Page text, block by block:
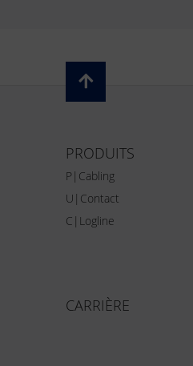
PRODUITS
P|Cabling
U|Contact
C|Logline
CARRIÈRE